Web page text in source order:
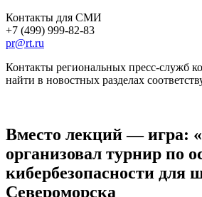
Контакты для СМИ
+7 (499) 999-82-83
pr@rt.ru
Контакты региональных пресс-служб
найти в новостных разделах
Вместо лекций — игра:
организовал турнир по
кибербезопасности для
Североморска